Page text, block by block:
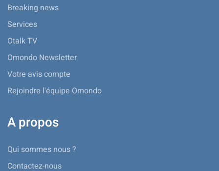
Breaking news
Services
Otalk TV
Omondo Newsletter
Votre avis compte
Rejoindre l'équipe Omondo
A propos
Qui sommes nous ?
Contactez-nous